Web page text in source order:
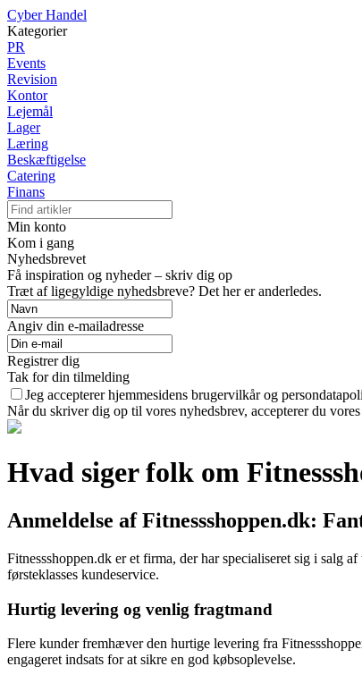
Cyber Handel
Kategorier
PR
Events
Revision
Kontor
Lejemål
Lager
Læring
Beskæftigelse
Catering
Finans
Min konto
Kom i gang
Nyhedsbrevet
Få inspiration og nyheder – skriv dig op
Træt af ligegyldige nyhedsbreve? Det her er anderledes.
Angiv din e-mailadresse
Registrer dig
Tak for din tilmelding
Jeg accepterer hjemmesidens brugervilkår og
Når du skriver dig op til vores nyhedsbrev, accepterer du
Hvad siger folk om
Anmeldelse af Fitnessshoppen.dk:
Fitnessshoppen.dk er et firma, der har specialiseret sig i salg
førsteklasses kundeservice.
Hurtig levering og venlig fragtmand
Flere kunder fremhæver den hurtige levering fra
engageret indsats for at sikre en god købsoplevelse.